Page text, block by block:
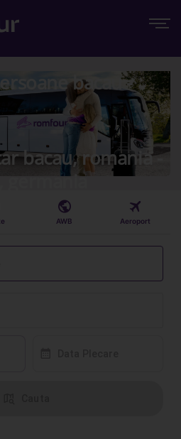
bacau -
bacau, romania -
germania
󰇧
AWB
󰀝
Aeroport